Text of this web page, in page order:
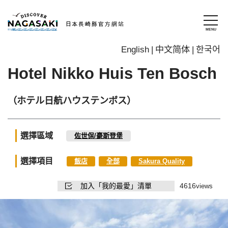
English 中文简体 한국어
Hotel Nikko Huis Ten Bosch
（ホテル日航ハウステンボス）
選擇區域 佐世保/豪斯登堡
選擇項目 飯店 全部 Sakura Quality
加入「我的最愛」清單 4616views